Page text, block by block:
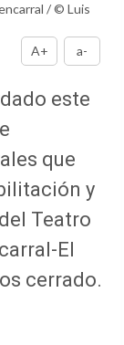
/ © Luis
A+
a-
este
que
y
Teatro
El
cerrado.